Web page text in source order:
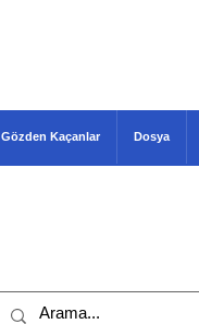
Gözden Kaçanlar Dosya